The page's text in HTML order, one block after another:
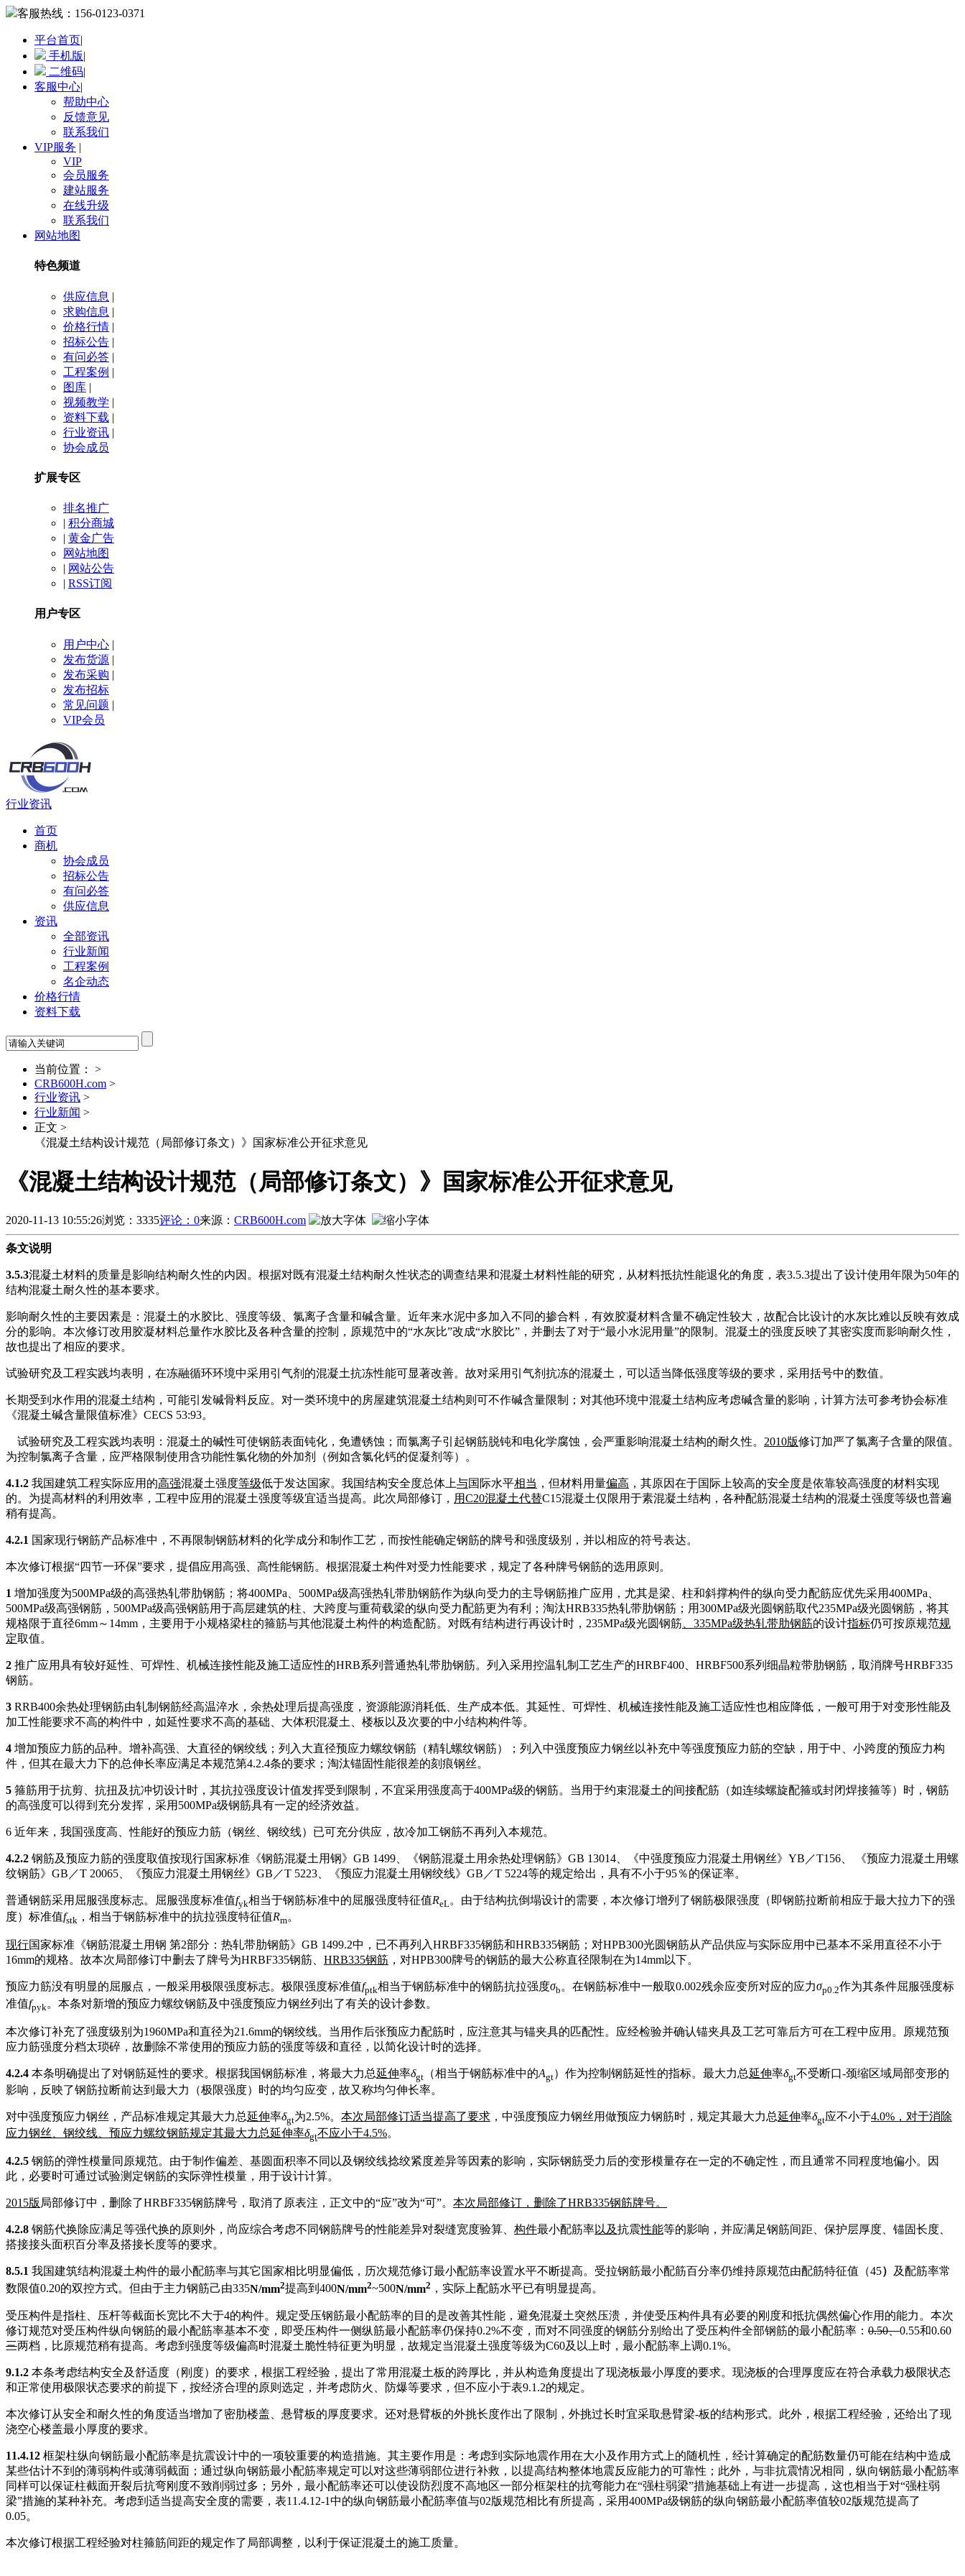
客服热线： 156-0123-0371
平台首页|
手机版|
二维码|
客服中心|
帮助中心
反馈意见
联系我们
VIP服务 |
VIP
会员服务
建站服务
在线升级
联系我们
网站地图
特色频道
供应信息 |
求购信息 |
价格行情 |
招标公告 |
有问必答 |
工程案例 |
图库 |
视频教学 |
资料下载 |
行业资讯 |
协会成员
扩展专区
排名推广
| 积分商城
| 黄金广告
网站地图
| 网站公告
| RSS订阅
用户专区
用户中心 |
发布货源 |
发布采购 |
发布招标
常见问题 |
VIP会员
行业资讯
首页
商机
协会成员
招标公告
有问必答
供应信息
资讯
全部资讯
行业新闻
工程案例
名企动态
价格行情
资料下载
当前位置： >
CRB600H.com >
行业资讯 >
行业新闻 >
正文 >
《混凝土结构设计规范（局部修订条文）》国家标准公开征求意见
《混凝土结构设计规范（局部修订条文）》国家标准公开征求意见
2020-11-13 10:55:26浏览：3335评论：0来源： CRB600H.com
条文说明
3.5.3混凝土材料的质量是影响结构耐久性的内因。根据对既有混凝土结构耐久性状态的调查结果和混凝土材料性能的研究，从材料抵抗性能退化的角度，表3.5.3提出了设计使用年限为50年的
结构混凝土耐久性的基本要求。
影响耐久性的主要因素是：混凝土的水胶比、强度等级、氯离子含量和碱含量。近年来水泥中多加入不同的掺合料，有效胶凝材料含量不确定性较大，故配合比设计的水灰比难以反映有效成
分的影响。本次修订改用胶凝材料总量作水胶比及各种含量的控制，原规范中的“水灰比”改成“水胶比”，并删去了对于“最小水泥用量”的限制。混凝土的强度反映了其密实度而影响耐久性，
故也提出了相应的要求。
试验研究及工程实践均表明，在冻融循环环境中采用引气剂的混凝土抗冻性能可显著改善。故对采用引气剂抗冻的混凝土，可以适当降低强度等级的要求，采用括号中的数值。
长期受到水作用的混凝土结构，可能引发碱骨料反应。对一类环境中的房屋建筑混凝土结构则可不作碱含量限制；对其他环境中混凝土结构应考虑碱含量的影响，计算方法可参考协会标准
《混凝土碱含量限值标准》CECS 53:93。
试验研究及工程实践均表明：混凝土的碱性可使钢筋表面钝化，免遭锈蚀；而氯离子引起钢筋脱钝和电化学腐蚀，会严重影响混凝土结构的耐久性。 2010版修订加严了氯离子含量的限值。
为控制氯离子含量，应严格限制使用含功能性氯化物的外加剂（例如含氯化钙的促凝剂等）。
4.1.2 我国建筑工程实际应用的高强混凝土强度等级低于发达国家。我国结构安全度总体上与国际水平相当 ，但材料用量偏高 ，其原因在于国际上较高的安全度是依靠较高强度的材料实现
的。为提高材料的利用效率，工程中应用的混凝土强度等级宜适当提高。此次局部修订， 用C20混凝土代替C15混凝土仅限用于素混凝土结构，各种配筋混凝土结构的混凝土强度等级也普遍
稍有提高。
4.2.1 国家现行钢筋产品标准中，不再限制钢筋材料的化学成分和制作工艺，而按性能确定钢筋的牌号和强度级别，并以相应的符号表达。
本次修订根据“四节一环保”要求，提倡应用高强、高性能钢筋。根据混凝土构件对受力性能要求，规定了各种牌号钢筋的选用原则。
1 增加强度为500MPa级的高强热轧带肋钢筋；将400MPa、500MPa级高强热轧带肋钢筋作为纵向受力的主导钢筋推广应用，尤其是梁、柱和斜撑构件的纵向受力配筋应优先采用400MPa、
500MPa级高强钢筋，500MPa级高强钢筋用于高层建筑的柱、大跨度与重荷载梁的纵向受力配筋更为有利；淘汰HRB335热轧带肋钢筋；用300MPa级光圆钢筋取代235MPa级光圆钢筋，将其
规格限于直径6mm～14mm，主要用于小规格梁柱的箍筋与其他混凝土构件的构造配筋。对既有结构进行再设计时，235MPa级光圆钢筋
335MPa级热轧带肋钢筋的设计指标仍可按原规范规
定取值。
2 推广应用具有较好延性、可焊性、机械连接性能及施工适应性的HRB系列普通热轧带肋钢筋。列入采用控温轧制工艺生产的HRBF400、HRBF500系列细晶粒带肋钢筋，取消牌号HRBF335
钢筋。
3 RRB400余热处理钢筋由轧制钢筋经高温淬水，余热处理后提高强度，资源能源消耗低、生产成本低。其延性、可焊性、机械连接性能及施工适应性也相应降低，一般可用于对变形性能及
加工性能要求不高的构件中，如延性要求不高的基础、大体积混凝土、楼板以及次要的中小结构构件等。
4 增加预应力筋的品种。增补高强、大直径的钢绞线；列入大直径预应力螺纹钢筋（精轧螺纹钢筋）；列入中强度预应力钢丝以补充中等强度预应力筋的空缺，用于中、小跨度的预应力构
件，但其在最大力下的总伸长率应满足本规范第4.2.4条的要求；淘汰锚固性能很差的刻痕钢丝。
5 箍筋用于抗剪、抗扭及抗冲切设计时，其抗拉强度设计值发挥受到限制，不宜采用强度高于400MPa级的钢筋。当用于约束混凝土的间接配筋（如连续螺旋配箍或封闭焊接箍等）时，钢筋
的高强度可以得到充分发挥，采用500MPa级钢筋具有一定的经济效益。
6 近年来，我国强度高、性能好的预应力筋（钢丝、钢绞线）已可充分供应，故冷加工钢筋不再列入本规范。
4.2.2 钢筋及预应力筋的强度取值按现行国家标准《钢筋混凝土用钢》GB 1499、《钢筋混凝土用余热处理钢筋》GB 13014、《中强度预应力混凝土用钢丝》YB／T156、 《预应力混凝土用螺
纹钢筋》GB／T 20065、《预应力混凝土用钢丝》GB／T 5223、《预应力混凝土用钢绞线》GB／T 5224等的规定给出，具有不小于95％的保证率。
普通钢筋采用屈服强度标志。屈服强度标准值fyk相当于钢筋标准中的屈服强度特征值ReL。由于结构抗倒塌设计的需要，本次修订增列了钢筋极限强度（即钢筋拉断前相应于最大拉力下的强
度）标准值fstk ，相当于钢筋标准中的抗拉强度特征值Rm。
现行国家标准《钢筋混凝土用钢 第2部分：热轧带肋钢筋》GB 1499.2中，已不再列入HRBF335钢筋和HRB335钢筋；对HPB300光圆钢筋从产品供应与实际应用中已基本不采用直径不小于
16mm的规格。故本次局部修订中删去了牌号为HRBF335钢筋、 HRB335钢筋 ，对HPB300牌号的钢筋的最大公称直径限制在为14mm以下。
预应力筋没有明显的屈服点，一般采用极限强度标志。极限强度标准值fptk相当于钢筋标准中的钢筋抗拉强度σb 。在钢筋标准中一般取0.002残余应变所对应的应力σp0.2作为其条件屈服强度标
准值fpyk 。本条对新增的预应力螺纹钢筋及中强度预应力钢丝列出了有关的设计参数。
本次修订补充了强度级别为1960MPa和直径为21.6mm的钢绞线。当用作后张预应力配筋时，应注意其与锚夹具的匹配性。应经检验并确认锚夹具及工艺可靠后方可在工程中应用。原规范预
应力筋强度分档太琐碎，故删除不常使用的预应力筋的强度等级和直径，以简化设计时的选择。
4.2.4 本条明确提出了对钢筋延性的要求。根据我国钢筋标准，将最大力总延伸率δgt （相当于钢筋标准中的Agt）作为控制钢筋延性的指标。最大力总延伸率δgt不受断口-颈缩区域局部变形的
影响，反映了钢筋拉断前达到最大力（极限强度）时的均匀应变，故又称均匀伸长率。
对中强度预应力钢丝，产品标准规定其最大力总延伸率δgt为2.5%。 本次局部修订适当提高了要求 ，中强度预应力钢丝用做预应力钢筋时，规定其最大力总延伸率δgt应不小于4.0% ，对于消除
应力钢丝、钢绞线、预应力螺纹钢筋规定其最大力总延伸率δgt不应小于4.5%。
4.2.5 钢筋的弹性模量同原规范。由于制作偏差、基圆面积率不同以及钢绞线捻绞紧度差异等因素的影响，实际钢筋受力后的变形模量存在一定的不确定性，而且通常不同程度地偏小。因
此，必要时可通过试验测定钢筋的实际弹性模量，用于设计计算。
2015版 局部修订中，删除了HRBF335钢筋牌号，取消了原表注，正文中的“应”改为“可”。 本次局部修订，删除了HRB335钢筋牌号。
4.2.8 钢筋代换除应满足等强代换的原则外，尚应综合考虑不同钢筋牌号的性能差异对裂缝宽度验算、 构件最小配筋率以及抗震性能等的影响，并应满足钢筋间距、保护层厚度、锚固长度、
搭接接头面积百分率及搭接长度等的要求。
8.5.1 我国建筑结构混凝土构件的最小配筋率与其它国家相比明显偏低，历次规范修订最小配筋率设置水平不断提高。受拉钢筋最小配筋百分率仍维持原规范由配筋特征值（45）
及配筋率常
数限值0.20的双控方式。但由于主力钢筋己由335N/mm2提高到400N/mm2~500N/mm2 ，实际上配筋水平已有明显提高。
受压构件是指柱、压杆等截面长宽比不大于4的构件。规定受压钢筋最小配筋率的目的是改善其性能，避免混凝土突然压溃，并使受压构件具有必要的刚度和抵抗偶然偏心作用的能力。本次
修订规范对受压构件纵向钢筋的最小配筋率基本不变，即受压构件一侧纵筋最小配筋率仍保持0.2%不变，而对不同强度的钢筋分别给出了受压构件全部钢筋的最小配筋率： 0.50、0.55和0.60
三两档，比原规范稍有提高。考虑到强度等级偏高时混凝土脆性特征更为明显，故规定当混凝土强度等级为C60及以上时，最小配筋率上调0.1%。
9.1.2 本条考虑结构安全及舒适度（刚度）的要求，根据工程经验，提出了常用混凝土板的跨厚比，并从构造角度提出了现浇板最小厚度的要求。现浇板的合理厚度应在符合承载力极限状态
和正常使用极限状态要求的前提下，按经济合理的原则选定，并考虑防火、防爆等要求，但不应小于表9.1.2的规定。
本次修订从安全和耐久性的角度适当增加了密肋楼盖、悬臂板的厚度要求。还对悬臂板的外挑长度作出了限制，外挑过长时宜采取悬臂梁-板的结构形式。此外，根据工程经验，还给出了现
浇空心楼盖最小厚度的要求。
11.4.12 框架柱纵向钢筋最小配筋率是抗震设计中的一项较重要的构造措施。其主要作用是：考虑到实际地震作用在大小及作用方式上的随机性，经计算确定的配筋数量仍可能在结构中造成
某些估计不到的薄弱构件或薄弱截面；通过纵向钢筋最小配筋率规定可以对这些薄弱部位进行补救，以提高结构整体地震反应能力的可靠性；此外，与非抗震情况相同，纵向钢筋最小配筋率
同样可以保证柱截面开裂后抗弯刚度不致削弱过多；另外，最小配筋率还可以使设防烈度不高地区一部分框架柱的抗弯能力在“强柱弱梁”措施基础上有进一步提高，这也相当于对“强柱弱
梁”措施的某种补充。考虑到适当提高安全度的需要，表11.4.12-1中的纵向钢筋最小配筋率值与02版规范相比有所提高，采用400MPa级钢筋的纵向钢筋最小配筋率值较02版规范提高了
0.05。
本次修订根据工程经验对柱箍筋间距的规定作了局部调整，以利于保证混凝土的施工质量。